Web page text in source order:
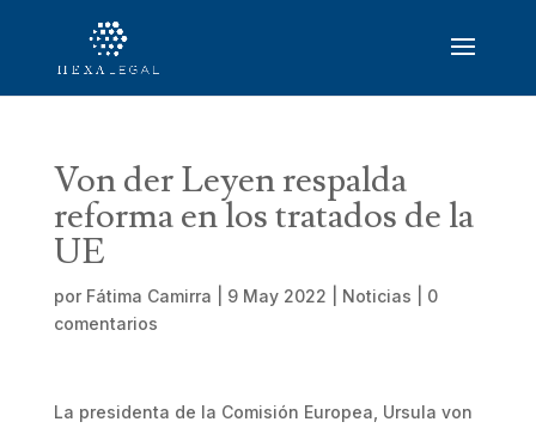
Von der Leyen respalda
reforma en los tratados de la
UE
por Fátima Camirra 9 May 2022 Noticias
0
comentarios
La presidenta de la Comisión Europea, Ursula von